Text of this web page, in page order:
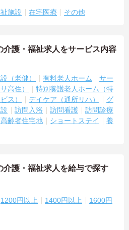
施設 在宅医療 その他
介護・福祉求人をサービス内容
（老健） 有料老人ホーム
サー
高住）
特別養護老人ホーム（特
ス） デイケア（通所リハ）
グ
訪問入浴 訪問看護
訪問診療
齢者住宅地 ショートステイ
養
介護・福祉求人を給与で探す
1200円以上 1400円以上
1600円